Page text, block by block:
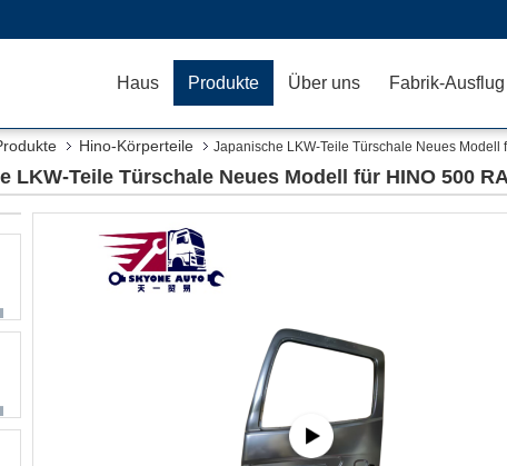
Haus Produkte Über uns Fabrik-Ausflug
Hino-Körperteile Japanische LKW-Teile Türschale Neues Modell
LKW-Teile Türschale Neues Modell für HINO 500